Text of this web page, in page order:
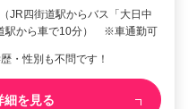
JR四街道駅からバス「大日中
駅から車で10分） ※車通勤可
・性別も不問です！
細を見る